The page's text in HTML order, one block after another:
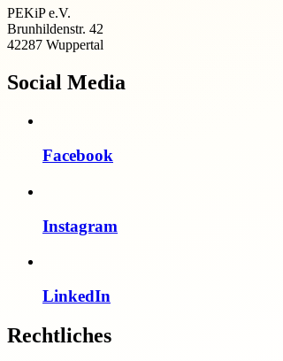
PEKiP e.V.
Brunhildenstr. 42
42287 Wuppertal
Social Media
Facebook
Instagram
LinkedIn
Rechtliches